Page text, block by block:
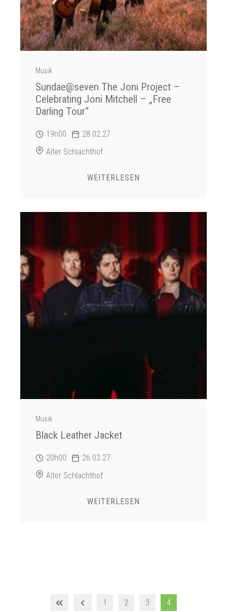
Musik
Sundae@seven The Joni Project –
Celebrating Joni Mitchell – „Free
Darling Tour“
19h00
28.02.27
Alter Schlachthof
WEITERLESEN
Musik
Black Leather Jacket
20h00
26.03.27
Alter Schlachthof
WEITERLESEN
1 2 3 4